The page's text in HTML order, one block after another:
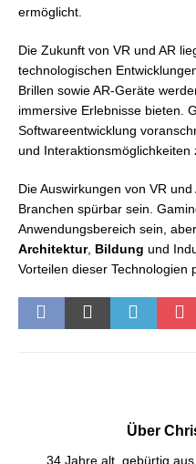
ermöglicht.
Die Zukunft von VR und AR
technologischen
Brillen sowie AR-Geräte
immersive Erlebnisse bieten.
Softwareentwicklung
und Interaktionsmöglichkeiten
Die Auswirkungen von VR
Branchen spürbar sein.
Anwendungsbereich sein,
Architektur, Bildung und
Vorteilen dieser Technologien
Über
34 Jahre alt, gebürtig